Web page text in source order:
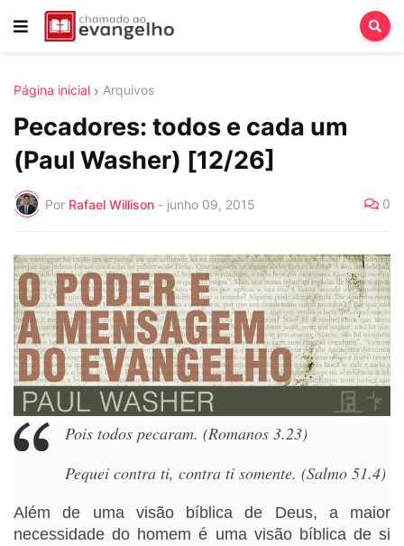
Página inicial Arquivos
Pecadores: todos e cada um
(Paul Washer) [12/26]
Por Rafael Willison - junho 09, 2015 0
Pois todos pecaram. (Romanos 3.23)
Pequei contra ti, contra ti somente. (Salmo 51.4)
Além de uma visão bíblica de Deus, a maior
necessidade do homem é uma visão bíblica de si